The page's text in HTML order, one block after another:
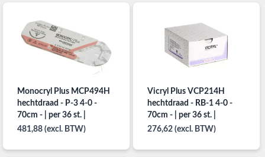
Monocryl Plus MCP494H
hechtdraad - P-3 4-0 -
70cm - | per 36 st. |
481,88 (excl. BTW)
Vicryl Plus VCP214H
hechtdraad - RB-1 4-0 -
70cm - | per 36 st. |
276,62 (excl. BTW)